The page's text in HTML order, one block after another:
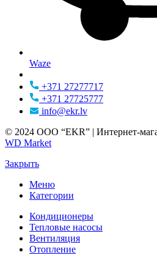
Waze
+371 27277717
+371 27725777
info@ekr.lv
© 2024 ООО “EKR” | Интернет-
WD Market
Закрыть
Меню
Категории
Кондиционеры
Тепловые насосы
Вентиляция
Отопление